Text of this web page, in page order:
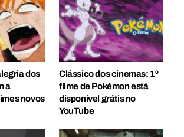
dos
a
novos
Clássico dos cinemas: 1º
filme de Pokémon está
disponível grátis no
YouTube